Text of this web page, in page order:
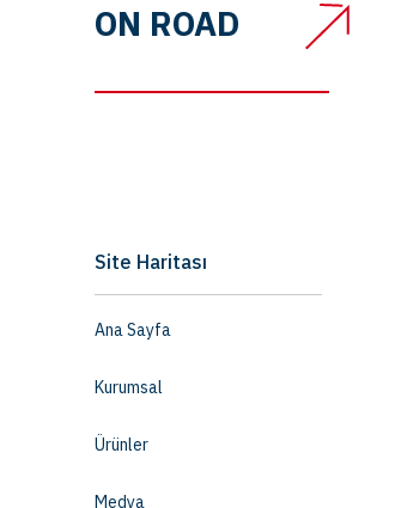
ON ROAD
Site Haritası
Ana Sayfa
Kurumsal
Ürünler
Medya